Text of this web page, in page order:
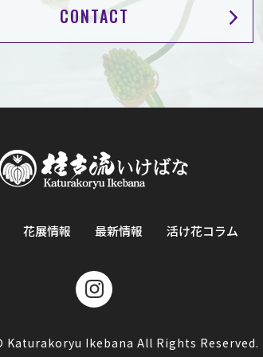
CONTACT
花展情報 最新情報 活け花コラム
Ikebana All Rights Reserved.